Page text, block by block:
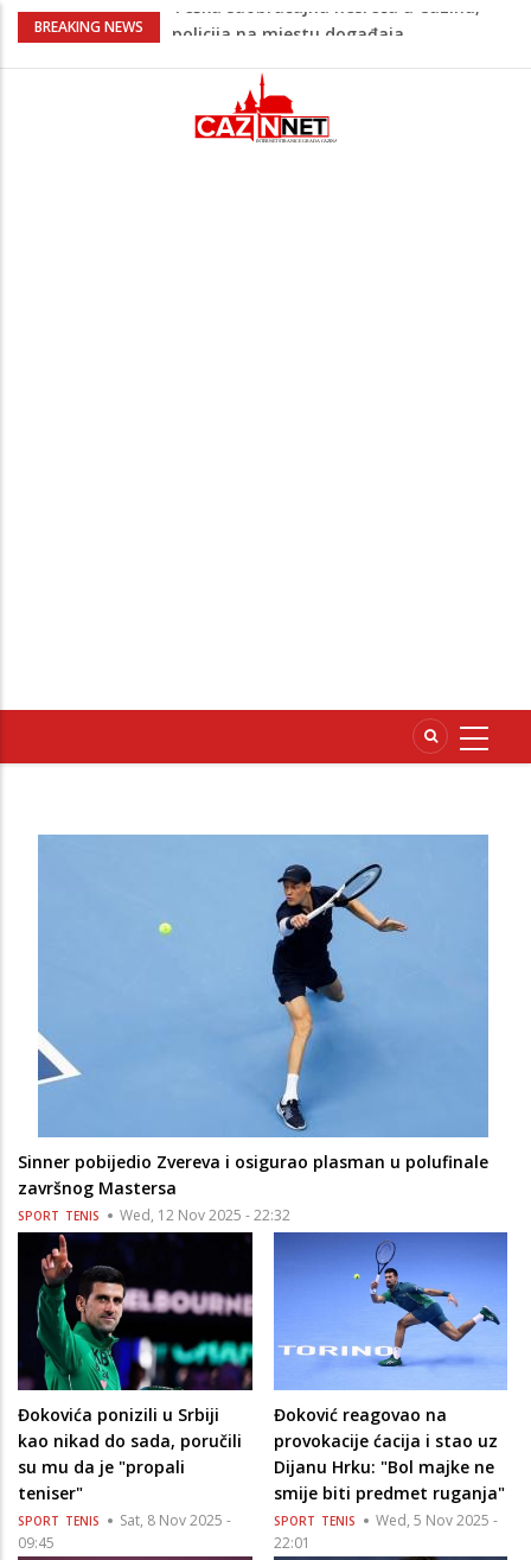
BREAKING NEWS
Ovo je 24-godišnji mladić koji je izgubio
Na Ahiret preselio LJUBIJANKIĆ (Hasan)
Na Ahiret preselio HALILOVIĆ (Smajil)
Sinner pobijedio Zvereva i osigurao plasman u polufinale
završnog Mastersa
SPORT TENIS Wed, 12 Nov 2025 - 22:32
Đokovića ponizili u Srbiji
kao nikad do sada, poručili
su mu da je "propali
teniser"
SPORT TENIS
Sat, 8 Nov 2025 -
09:45
Đoković reagovao na
provokacije ćacija i stao uz
Dijanu Hrku: "Bol majke ne
smije biti predmet ruganja"
SPORT TENIS
Wed, 5 Nov 2025 -
22:01